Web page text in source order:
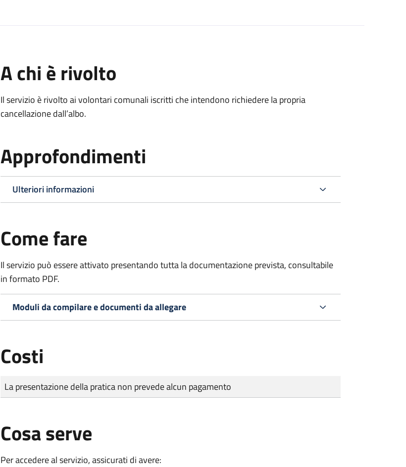
A chi è rivolto
Il servizio è rivolto ai volontari comunali iscritti che intendono richiedere la propria
cancellazione dall’albo.
Approfondimenti
Ulteriori informazioni
Come fare
Il servizio può essere attivato presentando tutta la documentazione prevista, consultabile
in formato PDF.
Moduli da compilare e documenti da allegare
Costi
Tipo di pagamento
Importo
La presentazione della pratica non prevede alcun pagamento
Cosa serve
Per accedere al servizio, assicurati di avere: